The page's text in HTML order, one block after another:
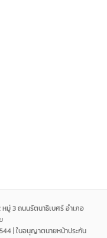
มู่ 3 ถนนรัตนาธิเบศร์ อำเภอ
| ใบอนุญาตนายหน้าประกัน